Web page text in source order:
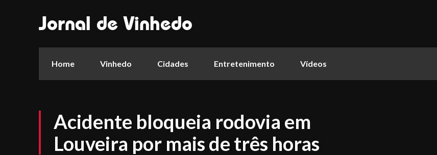
Jornal de Vinhedo
Home Vinhedo Cidades Entretenimento Vídeos
Acidente bloqueia rodovia em
Louveira por mais de três horas